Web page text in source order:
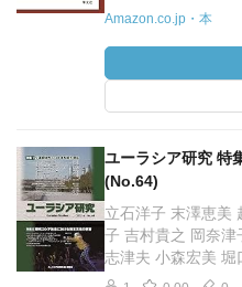
Amazon.co.jp・本
ユーラシア研究 特
(No.64)
立石洋子 末澤恵美
子 吉村貴之 岡奈津
志津夫 小森宏美